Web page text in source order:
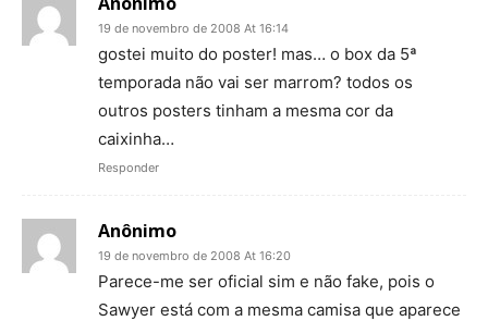
19 de novembro de 2008 At 16:14
gostei muito do poster! mas… o box da 5ª
temporada não vai ser marrom? todos os
outros posters tinham a mesma cor da
caixinha…
Responder
Anônimo
19 de novembro de 2008 At 16:20
Parece-me ser oficial sim e não fake, pois o
Sawyer está com a mesma camisa que aparece